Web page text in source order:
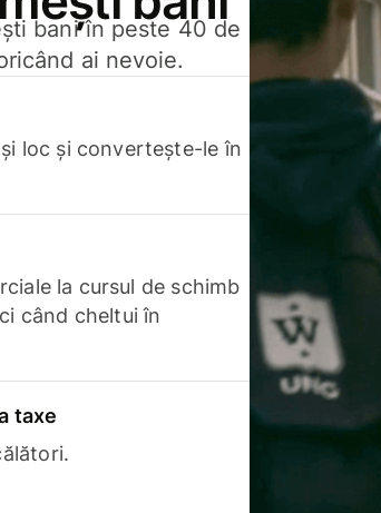
bani în peste 40 de
ai nevoie.
loc și convertește-le în
la cursul de schimb
când cheltui în
taxe